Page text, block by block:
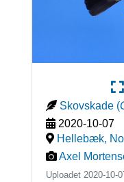
Skovskade (
2020-10-07
Hellebæk,
Axel
Uploadet 2020-10-